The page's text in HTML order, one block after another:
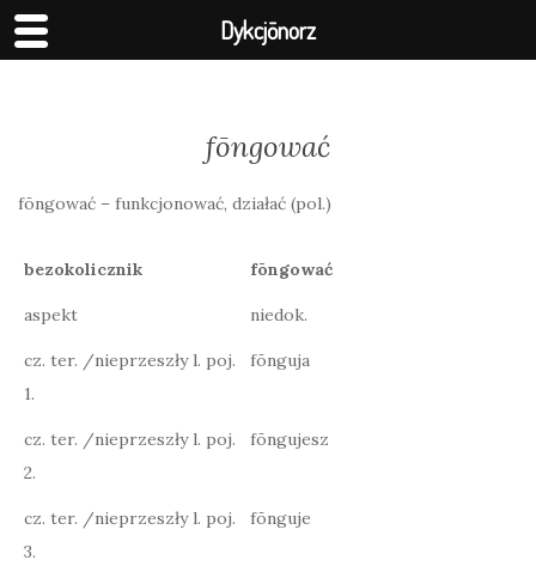
fōngować
fōngować – funkcjonować, działać (pol.)
bezokolicznik fōngować
aspekt niedok.
cz. ter. /nieprzeszły l. poj.
1.
fōnguja
cz. ter. /nieprzeszły l. poj.
2.
fōngujesz
cz. ter. /nieprzeszły l. poj.
3.
fōnguje
Dykcjōnorz